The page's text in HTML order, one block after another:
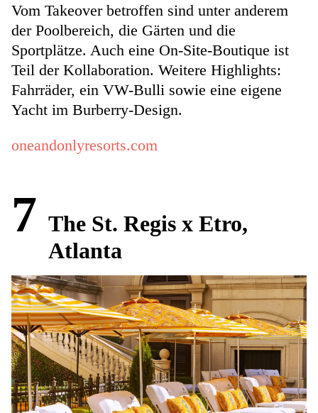
Vom Takeover betroffen sind unter anderem
der Poolbereich, die Gärten und die
Sportplätze. Auch eine On-Site-Boutique ist
Teil der Kollaboration. Weitere Highlights:
Fahrräder, ein VW-Bulli sowie eine eigene
Yacht im Burberry-Design.
oneandonlyresorts.com
7 The St. Regis x Etro,
Atlanta